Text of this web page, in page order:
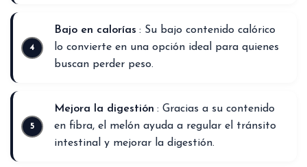
Bajo en calorías : Su bajo contenido calórico
lo convierte en una opción ideal para quienes
buscan perder peso.
Mejora la digestión : Gracias a su contenido
en fibra, el melón ayuda a regular el tránsito
intestinal y mejorar la digestión.